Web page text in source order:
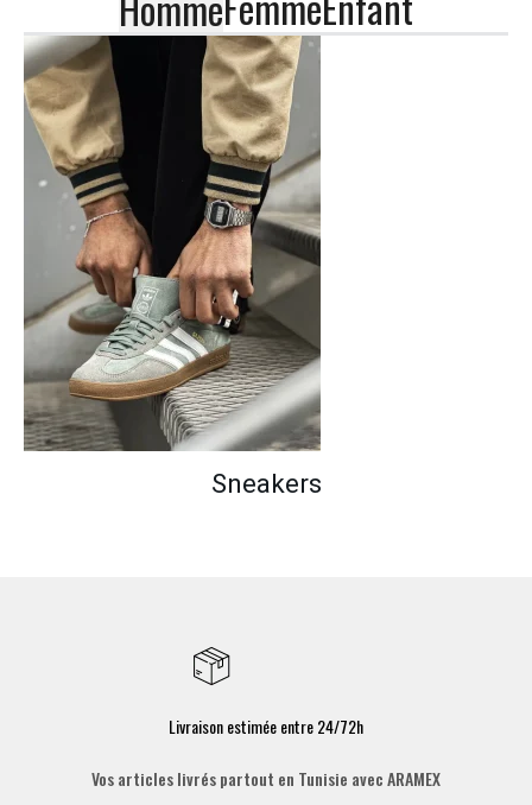
Sneakers
Livraison estimée entre 24/72h
Vos articles livrés partout en Tunisie avec ARAMEX